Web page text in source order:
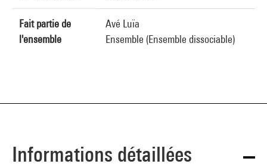
Fait partie de
l'ensemble
Avé Luïa
Ensemble (Ensemble dissociable)
Informations détaillées